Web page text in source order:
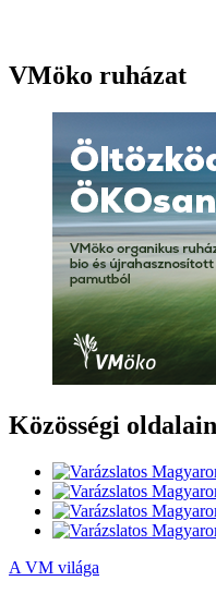
VMöko ruházat
Közösségi
A VM világa